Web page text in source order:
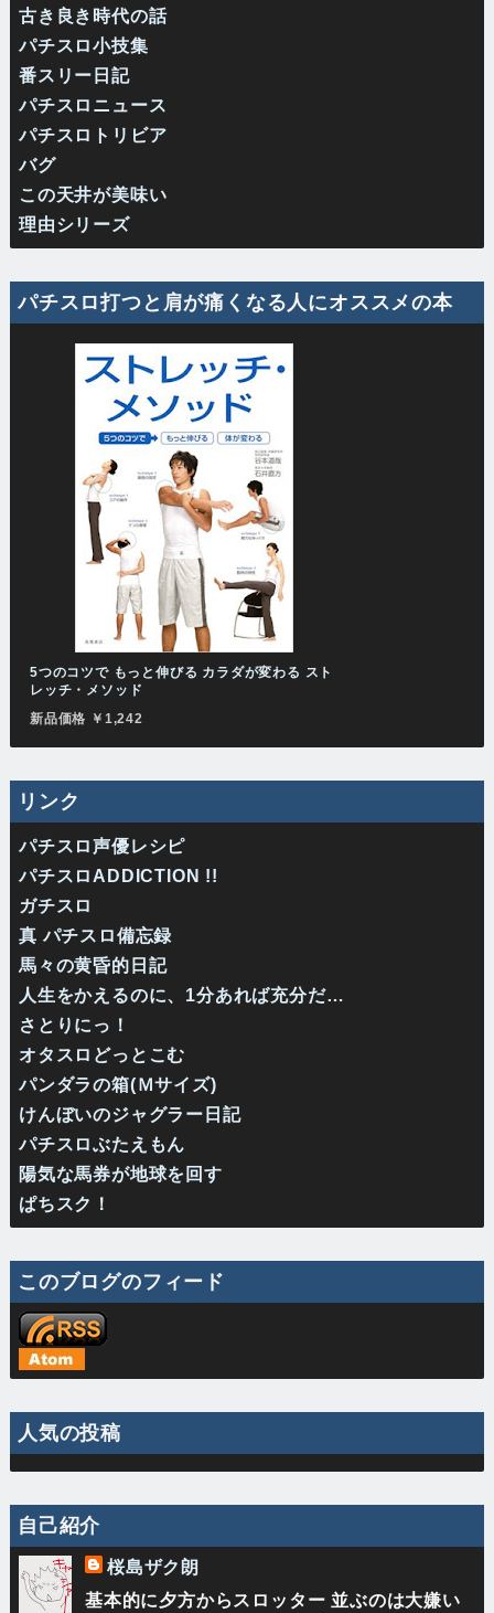
古き良き時代の話
パチスロ小技集
番スリー日記
パチスロニュース
パチスロトリビア
バグ
この天井が美味い
理由シリーズ
パチスロ打つと肩が痛くなる人にオススメの本
5つのコツで もっと伸びる カラダが変わる スト
レッチ・メソッド
新品価格 ￥1,242
リンク
パチスロ声優レシピ
パチスロADDICTION !!
ガチスロ
真 パチスロ備忘録
馬々の黄昏的日記
人生をかえるのに、1分あれば充分だ…
さとりにっ！
オタスロどっとこむ
パンダラの箱(Ｍサイズ)
けんぼいのジャグラー日記
パチスロぶたえもん
陽気な馬券が地球を回す
ぱちスク！
このブログのフィード
人気の投稿
自己紹介
桜島ザク朗
基本的に夕方からスロッター 並ぶのは大嫌い